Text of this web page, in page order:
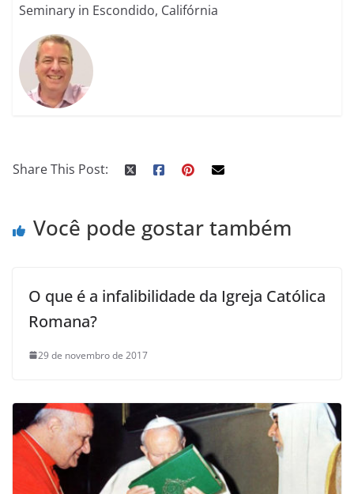
Seminary in Escondido, Califórnia
Share This Post:
Você pode gostar também
O que é a infalibilidade da Igreja Católica
Romana?
29 de novembro de 2017